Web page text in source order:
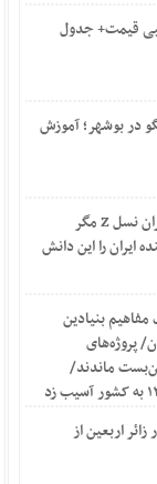
قیمت+ جدول
در بوشهر؛ آموزش
سیلیکن ولیِ تهران؛ این ایران نسل Z مگر
را این دانش
بنیادین
پروژه‌های
ماندند/
اعزام ۲۱ هزار زائر اربعین از